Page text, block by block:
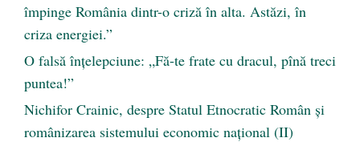
împinge România dintr-o criză în alta. Astăzi, în
criza energiei.”
O falsă înțelepciune: „Fă-te frate cu dracul, pînă treci
puntea!”
Nichifor Crainic, despre Statul Etnocratic Român şi
românizarea sistemului economic naţional (II)